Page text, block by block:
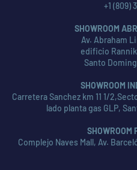
+1 (809)
SHOWROOM
Av. Abraham
edificio
Santo
SHOWROOM
Carretera Sanchez km 11 1/
lado planta gas GLP,
SHOWROOM
Complejo Naves Mall, Av.